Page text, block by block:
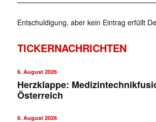
Entschuldigung, aber kein Eintrag erfüllt
TICKERNACHRICHTEN
6. August 2026
Herzklappe:
Österreich
6. August 2026